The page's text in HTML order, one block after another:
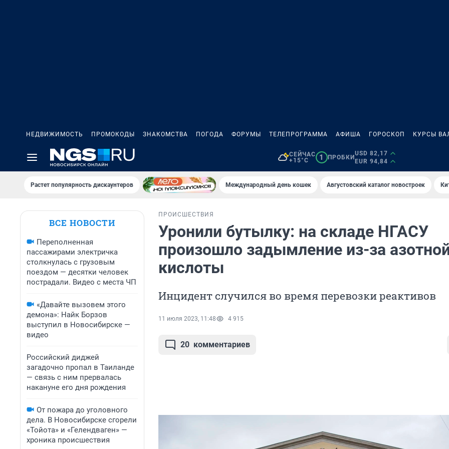
НЕДВИЖИМОСТЬ ПРОМОКОДЫ ЗНАКОМСТВА ПОГОДА ФОРУМЫ ТЕЛЕПРОГРАММА АФИША ГОРОСКОП КУРСЫ
СЕЙЧАС
+15°C
1 ПРОБКИ
USD 82,17
EUR 94,84
Растет популярность дискаунтеров Международный день кошек Августовский каталог новостроек
ВСЕ НОВОСТИ
Переполненная
пассажирами электричка
столкнулась с грузовым
поездом — десятки человек
пострадали. Видео с места ЧП
«Давайте вызовем этого
демона»: Найк Борзов
выступил в Новосибирске —
видео
Российский диджей
загадочно пропал в Таиланде
— связь с ним прервалась
накануне его дня рождения
От пожара до уголовного
дела. В Новосибирске сгорели
«Тойота» и «Гелендваген» —
хроника происшествия
ПРОИСШЕСТВИЯ
Уронили бутылку: на складе НГАСУ
произошло задымление из-за
кислоты
Инцидент случился во время перевозки реактивов
11 июля 2023, 11:48 4 915
20 комментариев